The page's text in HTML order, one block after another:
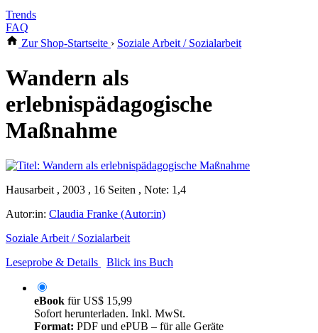
Trends
FAQ
Zur Shop-Startseite › Soziale Arbeit / Sozialarbeit
Wandern als
erlebnispädagogische
Maßnahme
Hausarbeit , 2003 , 16 Seiten , Note: 1,4
Autor:in: Claudia Franke (Autor:in)
Soziale Arbeit / Sozialarbeit
Leseprobe & Details
Blick ins Buch
eBook fürUS$ 15,99
Sofort herunterladen. Inkl. MwSt.
Format: PDF und ePUB – für alle Geräte